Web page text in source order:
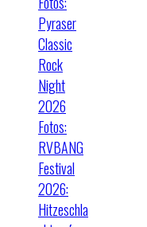
Pyraser
Classic
Rock
Night
2026
Fotos:
RVBANG
Festival
2026:
Hitzeschla